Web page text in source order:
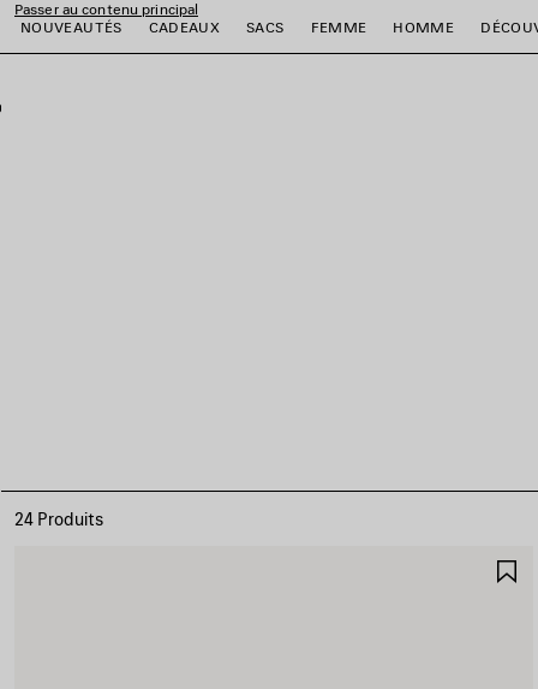
Passer au contenu principal
NOUVEAUTÉS
CADEAUX SACS FEMME HOMME
24 Produits